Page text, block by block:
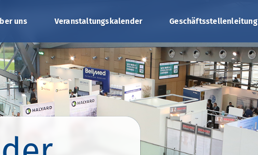
uns Veranstaltungskalender Geschäftsstellenleitung